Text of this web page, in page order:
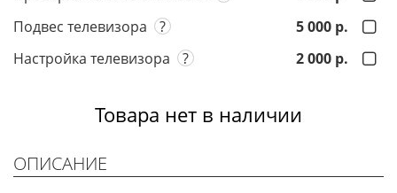
Подвес телевизора
?
5 000 р.
Настройка телевизора
? 2 000 р.
Товара нет в наличии
ОПИСАНИЕ